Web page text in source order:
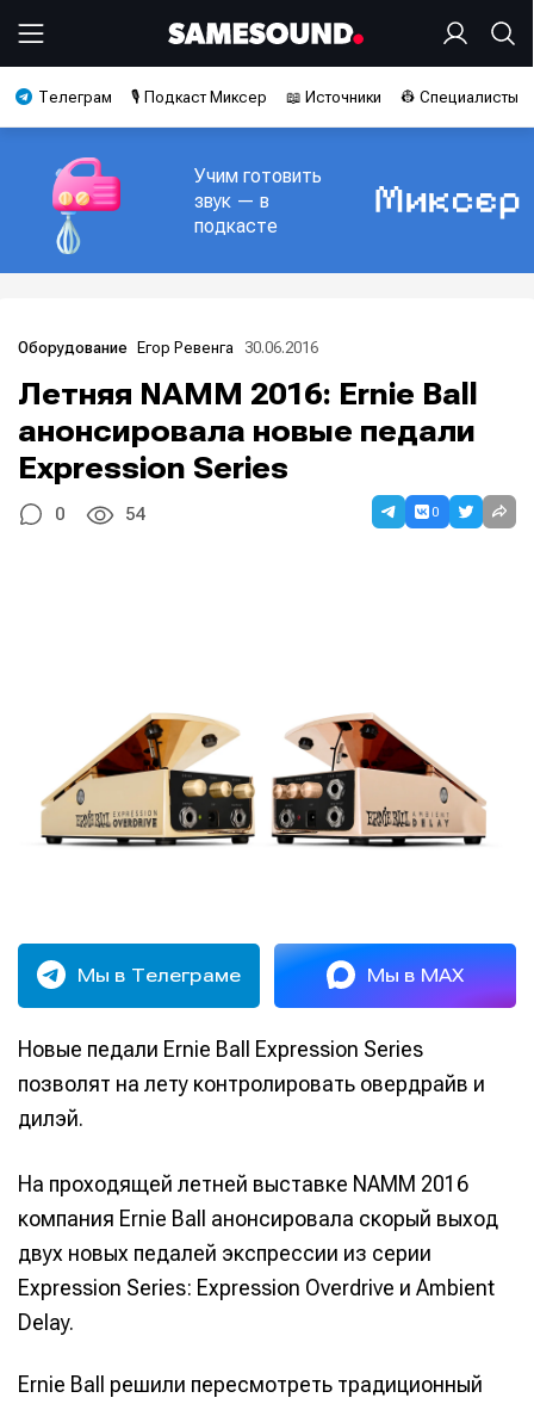
Телеграм 🎙️ Подкаст Миксер 📖 Источники 👷 Специалисты
Учим готовить
звук — в
подкасте
Оборудование Егор Ревенга 30.06.2016
Летняя NAMM 2016: Ernie Ball
анонсировала новые педали
Expression Series
0 54 0
Мы в Телеграме Мы в MAX
Новые педали Ernie Ball Expression Series
позволят на лету контролировать овердрайв и
дилэй.
На проходящей летней выставке NAMM 2016
компания Ernie Ball анонсировала скорый выход
двух новых педалей экспрессии из серии
Expression Series: Expression Overdrive и Ambient
Delay.
Ernie Ball решили пересмотреть традиционный